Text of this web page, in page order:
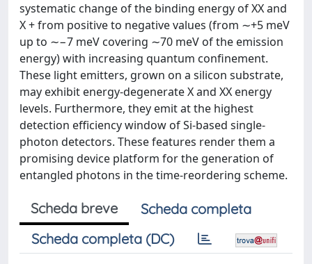
systematic change of the binding energy of XX and
X + from positive to negative values (from ∼+5 meV
up to ∼−7 meV covering ∼70 meV of the emission
energy) with increasing quantum confinement.
These light emitters, grown on a silicon substrate,
may exhibit energy-degenerate X and XX energy
levels. Furthermore, they emit at the highest
detection efficiency window of Si-based single-
photon detectors. These features render them a
promising device platform for the generation of
entangled photons in the time-reordering scheme.
Scheda breve
Scheda completa
Scheda completa (DC)